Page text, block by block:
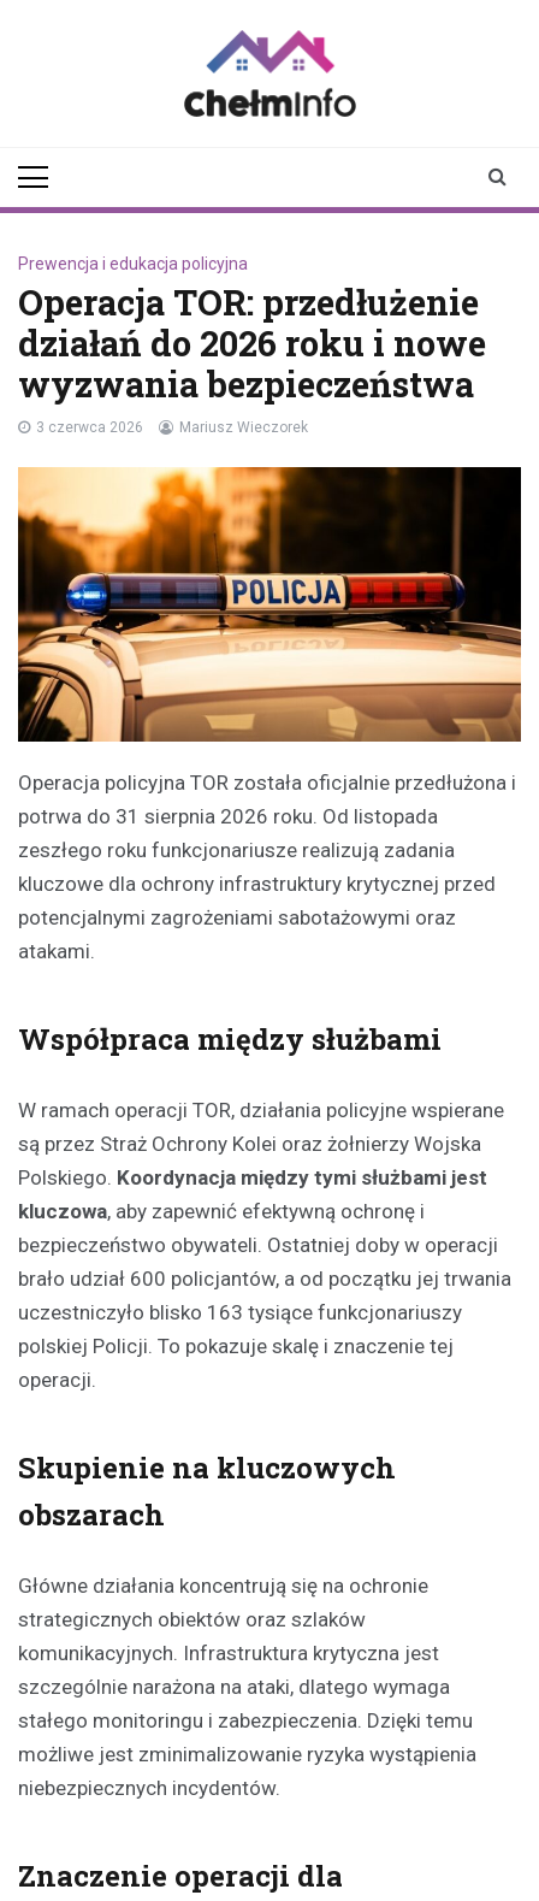
Prewencja i edukacja policyjna
Operacja TOR: przedłużenie
działań do 2026 roku i nowe
wyzwania bezpieczeństwa
3 czerwca 2026 Mariusz Wieczorek
Operacja policyjna TOR została oficjalnie przedłużona i
potrwa do 31 sierpnia 2026 roku. Od listopada
zeszłego roku funkcjonariusze realizują zadania
kluczowe dla ochrony infrastruktury krytycznej przed
potencjalnymi zagrożeniami sabotażowymi oraz
atakami.
Współpraca między służbami
W ramach operacji TOR, działania policyjne wspierane
są przez Straż Ochrony Kolei oraz żołnierzy Wojska
Polskiego. Koordynacja między tymi służbami jest
kluczowa, aby zapewnić efektywną ochronę i
bezpieczeństwo obywateli. Ostatniej doby w operacji
brało udział 600 policjantów, a od początku jej trwania
uczestniczyło blisko 163 tysiące funkcjonariuszy
polskiej Policji. To pokazuje skalę i znaczenie tej
operacji.
Skupienie na kluczowych
obszarach
Główne działania koncentrują się na ochronie
strategicznych obiektów oraz szlaków
komunikacyjnych. Infrastruktura krytyczna jest
szczególnie narażona na ataki, dlatego wymaga
stałego monitoringu i zabezpieczenia. Dzięki temu
możliwe jest zminimalizowanie ryzyka wystąpienia
niebezpiecznych incydentów.
Znaczenie operacji dla